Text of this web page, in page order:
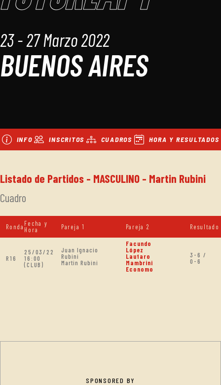
23 - 27 Marzo 2022
BUENOS AIRES
INFO INSCRITOS CUADROS HORA Y RESULTADOS
Listado de Partidos - MASCULINO - Martin Rubini
Cuadro
Ronda Fecha y
Hora
Pareja 1 Pareja 2 Resultado
R16
25/03/22
16:00
(CLUB)
Juan Ignacio
Rubini
Martin Rubini
Facundo
López
Lautaro
Mambrini
Economo
3-6 /
0-6
SPONSORED BY